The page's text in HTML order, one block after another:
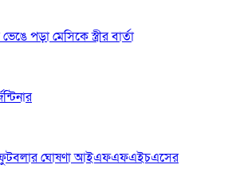
পড়া মেসিকে স্ত্রীর বার্তা
ফুটবলার ঘোষণা আইএফএফএইচএসের